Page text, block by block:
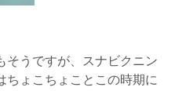
そうですが、スナビクニン
ちょこちょことこの時期に